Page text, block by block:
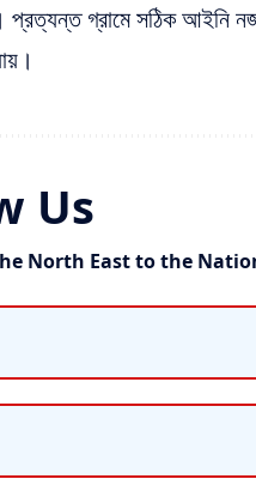
প্রত্যন্ত গ্রামে সঠিক আইনি
Us
North East to the